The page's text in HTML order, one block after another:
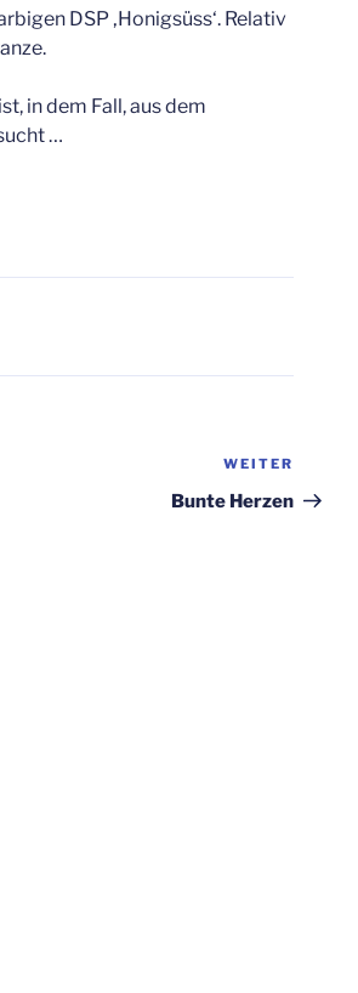
DSP ‚Honigsüss‘. Relativ
in dem Fall, aus dem
…
WEITER
Bunte Herzen